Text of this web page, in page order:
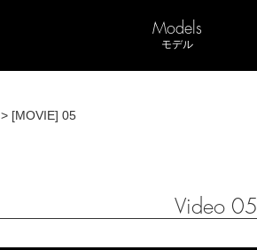
Models
モデル
> [MOVIE] 05
Video 05